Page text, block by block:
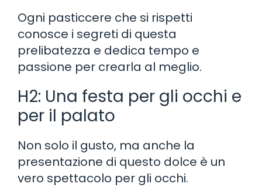
Ogni pasticcere che si rispetti
conosce i segreti di questa
prelibatezza e dedica tempo e
passione per crearla al meglio.
H2: Una festa per gli occhi e
per il palato
Non solo il gusto, ma anche la
presentazione di questo dolce è un
vero spettacolo per gli occhi.